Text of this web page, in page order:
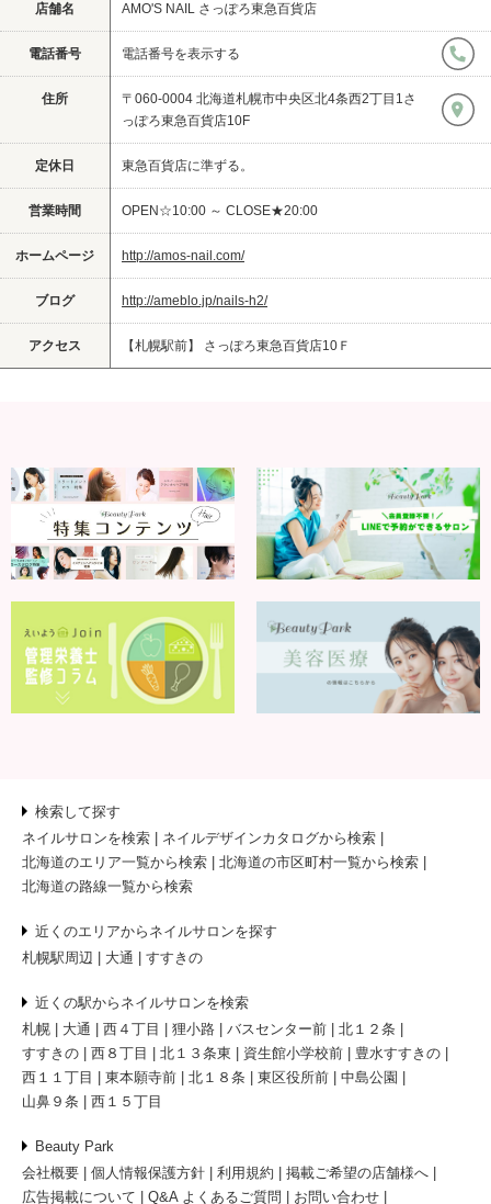
店舗名 AMO'S NAIL さっぽろ東急百貨店
電話番号 電話番号を表示する
住所
〒060-0004 北海道札幌市中央区北4条西2丁目1さ
っぽろ東急百貨店10F
定休日 東急百貨店に準ずる。
営業時間 OPEN☆10:00 ～ CLOSE★20:00
ホームページ http://amos-nail.com/
ブログ http://ameblo.jp/nails-h2/
アクセス 【札幌駅前】 さっぽろ東急百貨店10Ｆ
検索して探す
ネイルサロンを検索
ネイルデザインカタログから検索
北海道のエリア一覧から検索
北海道の市区町村一覧から検索
北海道の路線一覧から検索
近くのエリアからネイルサロンを探す
札幌駅周辺
大通 すすきの
近くの駅からネイルサロンを検索
札幌
大通 西４丁目 狸小路 バスセンター前
北１２条
すすきの
西８丁目 北１３条東 資生館小学校前
豊水すすきの
西１１丁目
東本願寺前 北１８条 東区役所前
中島公園
山鼻９条
西１５丁目
Beauty Park
会社概要
個人情報保護方針 利用規約
掲載ご希望の店舗様へ
広告掲載について
Q&A よくあるご質問 お問い合わせ